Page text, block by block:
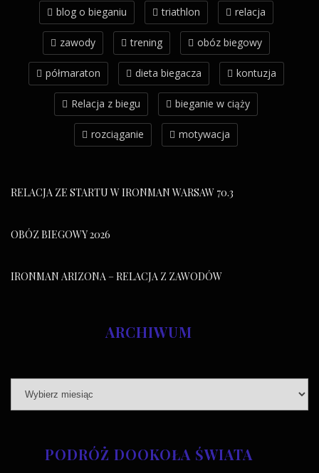
blog o bieganiu triathlon relacja
zawody trening obóz biegowy
półmaraton dieta biegacza kontuzja
Relacja z biegu bieganie w ciąży
rozciąganie motywacja
RELACJA ZE STARTU W IRONMAN WARSAW 70.3
OBÓZ BIEGOWY 2026
IRONMAN ARIZONA – RELACJA Z ZAWODÓW
ARCHIWUM
PODRÓŻ DOOKOŁA ŚWIATA